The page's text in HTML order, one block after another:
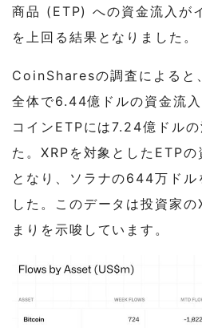
商品 (ETP) への資金流入が
を上回る結果となりました。
CoinSharesの調査によると
全体で6.44億ドルの資金流
コインETPには7.24億ドル
た。XRPを対象としたETP
となり、ソラナの644万ドル
した。このデータは投資家
まりを示唆しています。